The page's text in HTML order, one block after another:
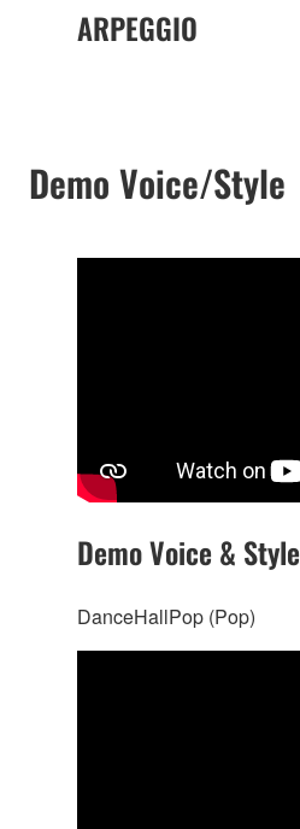
ARPEGGIO
Demo Voice/Style
Demo Voice & Style
DanceHallPop (Pop)